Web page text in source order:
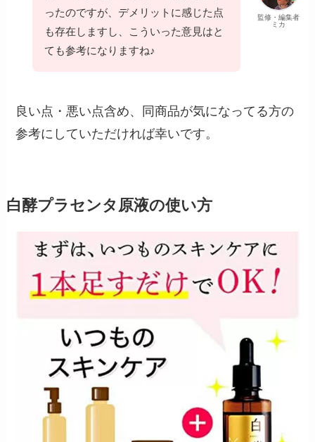
監修・編集者
ミカ
ったのですが、デメリットに感じた点
も存在しますし、こういった意見はと
ても参考になりますね♪
良い点・悪い点含め、同商品が気になってる方の
参考にしていただければ幸いです。
白酵プラセンタ原液の使い方